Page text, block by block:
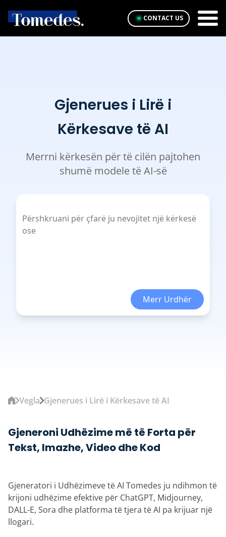
CONTACT US
Gjenerues i Lirë i
Kërkesave të AI
Merrni kërkesën për të cilën pajtohen
shumë modele të AI-së
Merr Urdhër
Vegla Gjenerues i Lirë i Kërkesave të AI
Gjeneroni Udhëzime më të Forta për
Tekst, Imazhe, Video dhe Kod
Gjeneratori i Udhëzimeve të AI Tomedes ju ndihmon të
krijoni udhëzime efektive për ChatGPT, Midjourney,
DALL-E, Sora dhe platforma të tjera të AI pa krijuar një
llogari.